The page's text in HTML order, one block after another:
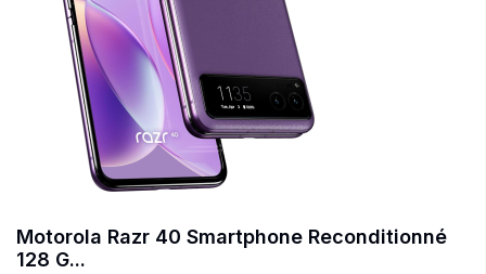
Motorola Razr 40 Smartphone Reconditionné
128 G...